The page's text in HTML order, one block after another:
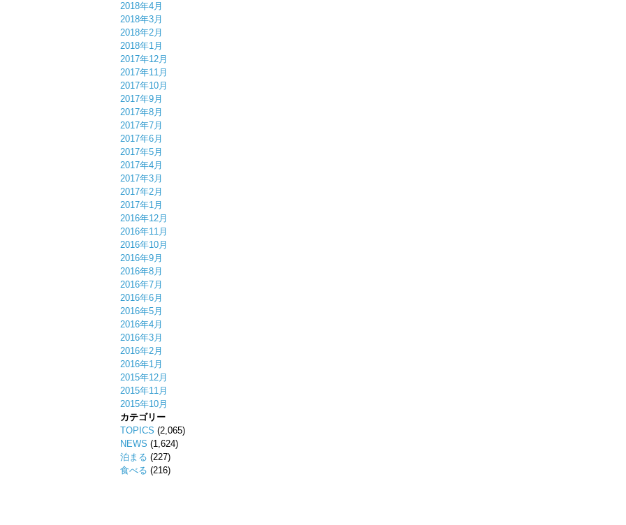
2018年4月
2018年3月
2018年2月
2018年1月
2017年12月
2017年11月
2017年10月
2017年9月
2017年8月
2017年7月
2017年6月
2017年5月
2017年4月
2017年3月
2017年2月
2017年1月
2016年12月
2016年11月
2016年10月
2016年9月
2016年8月
2016年7月
2016年6月
2016年5月
2016年4月
2016年3月
2016年2月
2016年1月
2015年12月
2015年11月
2015年10月
カテゴリー
TOPICS (2,065)
NEWS (1,624)
泊まる (227)
食べる (216)